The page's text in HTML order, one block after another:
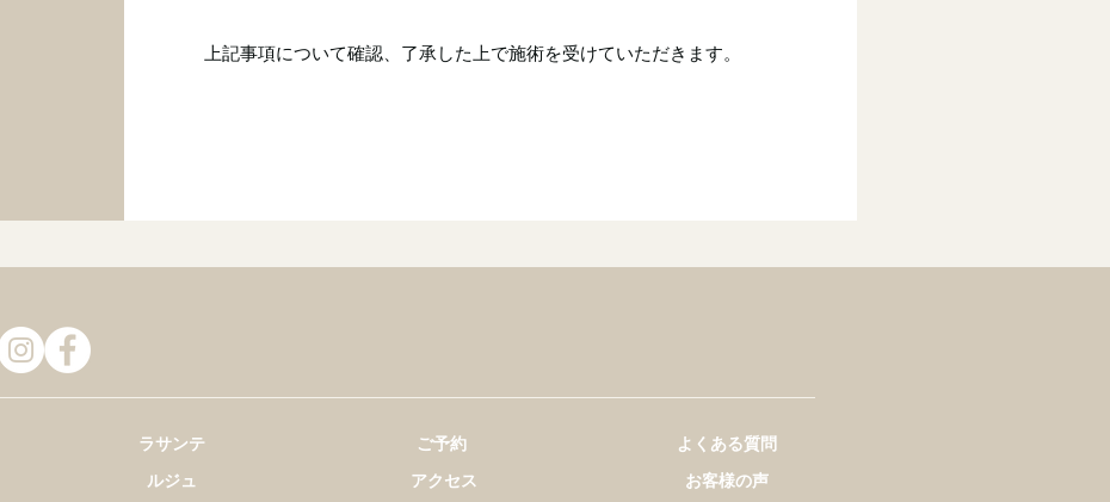
上記事項について確認、了承した上で施術を受けていただきます。
ラサンテ
ルジュ
ご予約
アクセス
よくある質問
お客様の声